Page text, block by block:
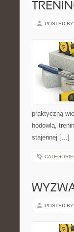
POSTED BY
praktyczną
hodowlą,
stajennej […]
POSTED BY